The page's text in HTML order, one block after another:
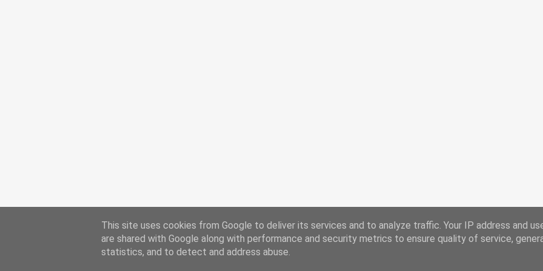
Chi Siamo Ricorrenze
This site uses cookies from Google to deliver its services and to analyze traffic. Your IP address and
are shared with Google along with performance and security metrics to ensure quality of service,
statistics, and to detect and address abuse.